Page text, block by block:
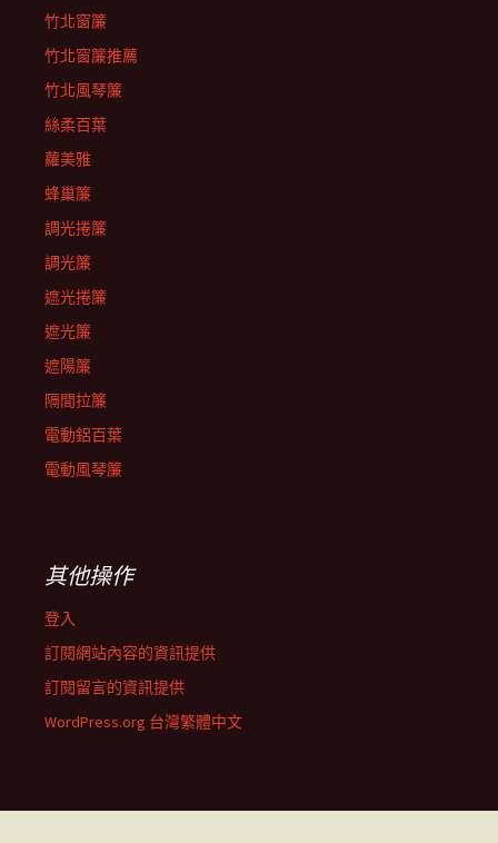
竹北窗簾
竹北窗簾推薦
竹北風琴簾
絲柔百葉
蘿美雅
蜂巢簾
調光捲簾
調光簾
遮光捲簾
遮光簾
遮陽簾
隔間拉簾
電動鋁百葉
電動風琴簾
其他操作
登入
訂閱網站內容的資訊提供
訂閱留言的資訊提供
WordPress.org 台灣繁體中文